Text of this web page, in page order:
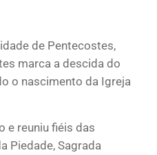
de Pentecostes,
marca a descida do
o nascimento da Igreja
e reuniu fiéis das
Piedade, Sagrada